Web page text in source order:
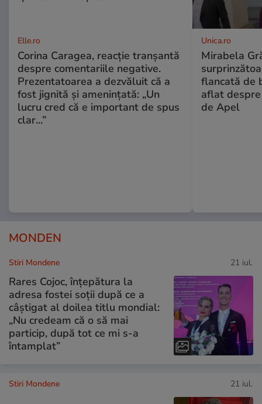
Elle.ro
Corina Caragea, reacție tranșantă
despre comentariile negative.
Prezentatoarea a dezvăluit că a
fost jignită și amenințată: „Un
lucru cred că e important de spus
clar...”
Unica.ro
Mirabela
flancată de
aflat
de Apel
MONDEN
Stiri Mondene 21 iul.
Rares Cojoc, înțepătura la
adresa fostei soții după ce a
câștigat al doilea titlu mondial:
„Nu credeam că o să mai
particip, după tot ce mi s-a
întamplat”
Stiri Mondene 21 iul.